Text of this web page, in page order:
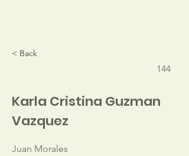
< Back
144
Karla Cristina Guzman
Vazquez
Juan Morales